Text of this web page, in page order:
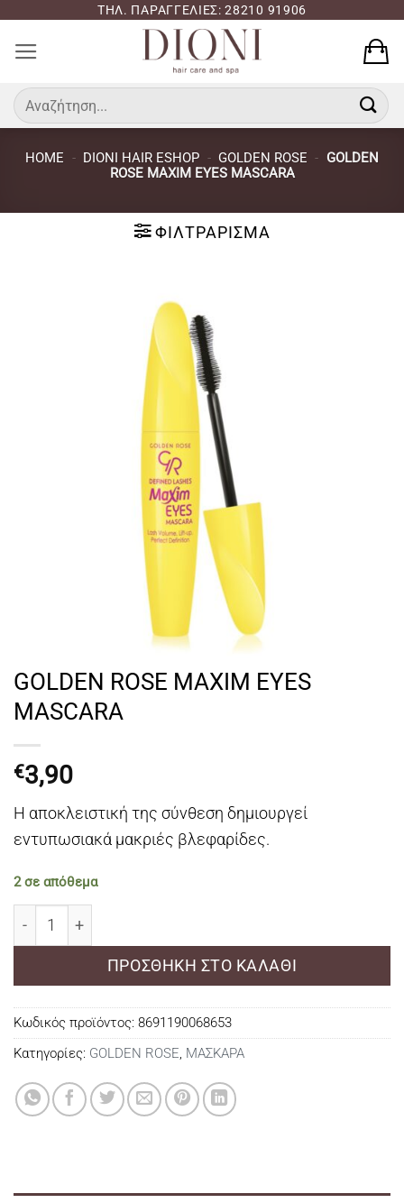
περιεχόμενο
ΤΗΛ. ΠΑΡΑΓΓΕΛΙΕΣ: 28210 91906
Αναζήτηση
για:
HOME - DIONI HAIR ESHOP - GOLDEN ROSE - GOLDEN
ROSE MAXIM EYES MASCARA
ΦΙΛΤΡΆΡΙΣΜΑ
GOLDEN ROSE MAXIM EYES
MASCARA
€3,90
Η αποκλειστική της σύνθεση δημιουργεί
εντυπωσιακά μακριές βλεφαρίδες.
2 σε απόθεμα
ΠΡΟΣΘΉΚΗ ΣΤΟ ΚΑΛΆΘΙ
Κωδικός προϊόντος: 8691190068653
Κατηγορίες: GOLDEN ROSE, ΜΑΣΚΑΡΑ